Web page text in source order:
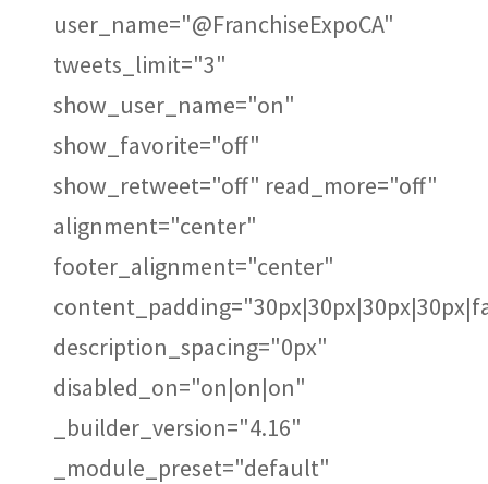
user_name="@FranchiseExpoCA"
tweets_limit="3"
show_user_name="on"
show_favorite="off"
show_retweet="off" read_more="off"
alignment="center"
footer_alignment="center"
description_spacing="0px"
disabled_on="on|on|on"
_builder_version="4.16"
_module_preset="default"